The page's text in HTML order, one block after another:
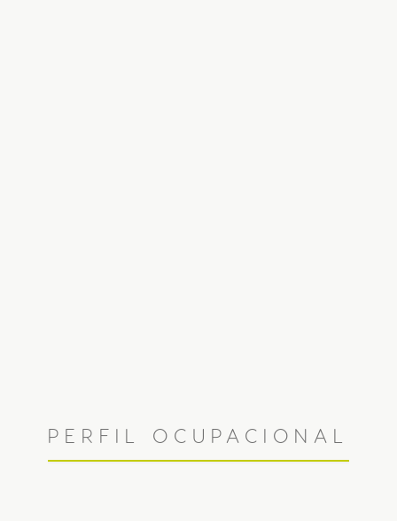
PERFIL OCUPACIONAL